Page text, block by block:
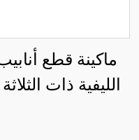
ماكينة قطع أنابيب
الليفية ذات